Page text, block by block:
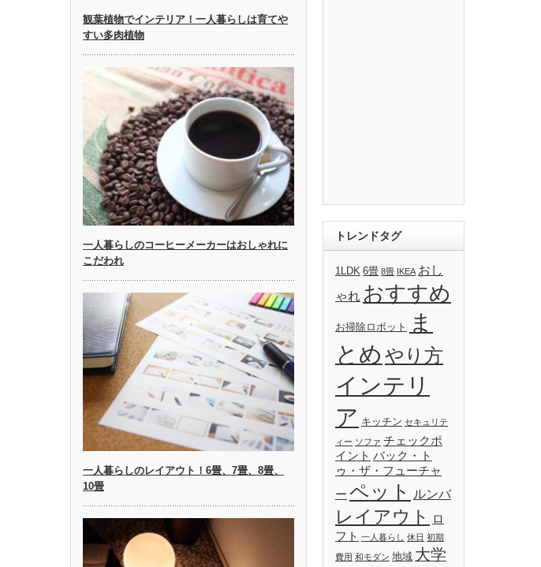
観葉植物でインテリア！一人暮らしは育てや
すい多肉植物
一人暮らしのコーヒーメーカーはおしゃれに
こだわれ
一人暮らしのレイアウト！6畳、7畳、8畳、
10畳
トレンドタグ
1LDK 6畳 8畳 IKEA おし
ゃれ おすすめ
お掃除ロボット
ま
とめ やり方
インテリ
ア キッチン セキュリテ
ィー ソファ チェックポ
イント バック・ト
ゥ・ザ・フューチャ
ー ペット ルンバ
レイアウト
ロ
フト 一人暮らし 休日 初期
費用 和モダン 地域 大学